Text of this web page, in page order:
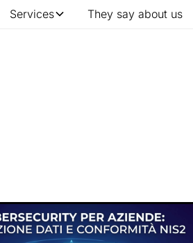
Services They say about us